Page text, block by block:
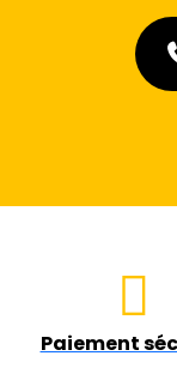
Paiement